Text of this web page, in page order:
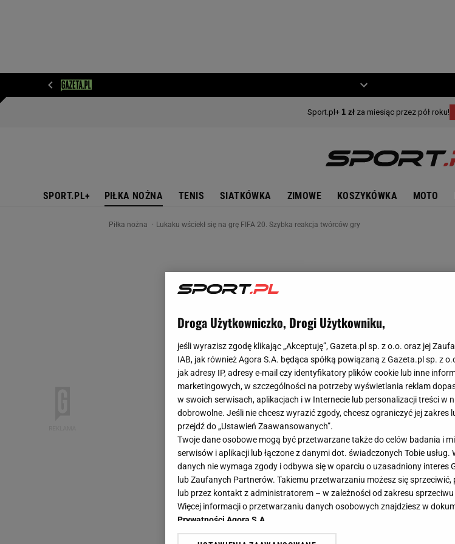
SPORT.PL+ PIŁKA NOŻNA TENIS SIATKÓWKA ZIMOWE KOSZYKÓWKA MOTO
Piłka nożna Lukaku wściekł się na grę FIFA 20. Szybka reakcja twórców gry
Droga Użytkowniczko, Drogi Użytkowniku,
jeśli wyrazisz zgodę klikając „Akceptuję”, Gazeta.pl sp. z o.o. oraz jej
IAB, jak również Agora S.A. będąca spółką powiązaną z Gazeta.pl sp. z
jak adresy IP, adresy e-mail czy identyfikatory plików cookie lub inne
marketingowych, w szczególności na potrzeby wyświetlania reklam
w swoich serwisach, aplikacjach i w Internecie lub personalizacji treści w
dobrowolne. Jeśli nie chcesz wyrazić zgody, chcesz ograniczyć jej
przejdź do „Ustawień Zaawansowanych”.
Twoje dane osobowe mogą być przetwarzane także do celów badania i
serwisów i aplikacji lub łączone z danymi dot. świadczonych Tobie
danych nie wymaga zgody i odbywa się w oparciu o uzasadniony interes
lub Zaufanych Partnerów. Takiemu przetwarzaniu możesz się
lub przez kontakt z administratorem – w zależności od zakresu
Więcej informacji o przetwarzaniu danych osobowych znajdziesz w
Prywatności Agora S.A.